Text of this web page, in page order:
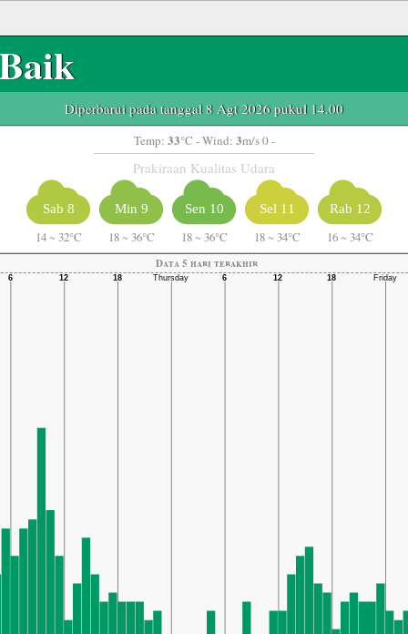
Diperbarui pada tanggal 8 Agt 2026 pukul 14.00
Temp: 33°C - Wind: 3m/s 0 -
Prakiraan Kualitas Udara
Sab 8
14 ~ 32°C
Min 9
18 ~ 36°C
Sen 10
18 ~ 36°C
Sel 11
18 ~ 34°C
Rab 12
16 ~ 34°C
Data 5 hari terakhir